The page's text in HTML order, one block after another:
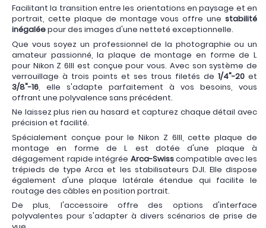
Facilitant la transition entre les orientations en paysage et en
portrait, cette plaque de montage vous offre une stabilité
inégaléepour des images d'une netteté exceptionnelle.
Que vous soyez un professionnel de la photographie ou un
amateur passionné, la plaque de montage en forme de L
pour Nikon Z 6III est conçue pour vous. Avec son système de
verrouillage à trois points et ses trous filetés de 1/4"-20 et
3/8"-16 , elle s'adapte parfaitement à vos besoins, vous
offrant une polyvalence sans précédent.
Ne laissez plus rien au hasard et capturez chaque détail avec
précision et facilité.
Spécialement conçue pour le Nikon Z 6III, cette plaque de
montage en forme de L est dotée d'une plaque à
dégagement rapide intégrée Arca-Swisscompatible avec les
trépieds de type Arca et les stabilisateurs DJI. Elle dispose
également d'une plaque latérale étendue qui facilite le
routage des câbles en position portrait.
De plus, l'accessoire offre des options d'interface
polyvalentes pour s'adapter à divers scénarios de prise de